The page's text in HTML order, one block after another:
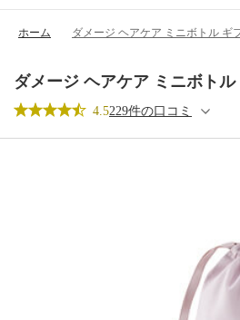
ホーム ダメージ ヘアケア ミニボトル ギ
ダメージ ヘアケア ミニボトル
4.5229件の口コミ